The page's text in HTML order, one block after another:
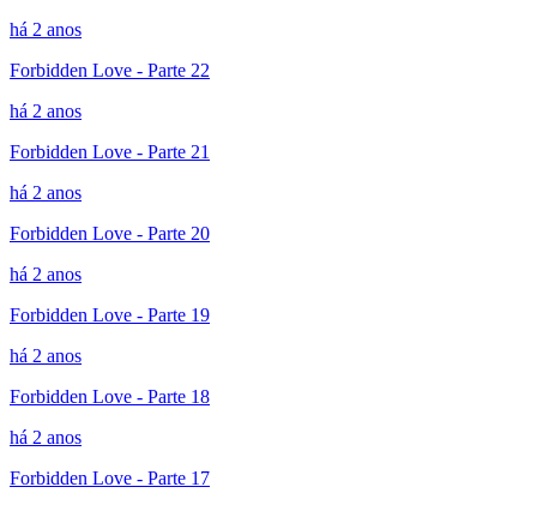
há 2 anos
Forbidden Love - Parte 22
há 2 anos
Forbidden Love - Parte 21
há 2 anos
Forbidden Love - Parte 20
há 2 anos
Forbidden Love - Parte 19
há 2 anos
Forbidden Love - Parte 18
há 2 anos
Forbidden Love - Parte 17